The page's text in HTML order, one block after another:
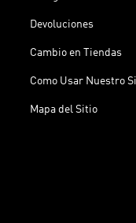
Devoluciones
Cambio en Tiendas
Como Usar Nuestro
Mapa del Sitio